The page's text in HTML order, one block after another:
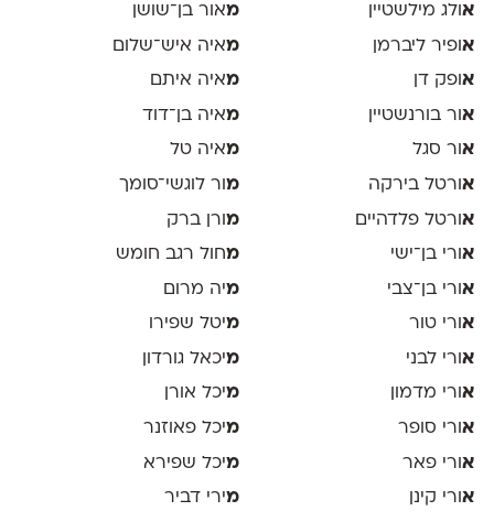
אולג מילשטיין
אופיר ליברמן
אופק דן
אור בורנשטיין
אור סגל
אורטל בירקה
אורטל פלדהיים
אורי בן־ישי
אורי בן־צבי
אורי טור
אורי לבני
אורי מדמון
אורי סופר
אורי פאר
אורי קינן
מאור בן־שושן
מאיה איש־שלום
מאיה איתם
מאיה בן־דוד
מאיה טל
מ ור לוגשי־סומך
מורן ברק
מחול רגב חומש
מיה מרום
מיטל שפירו
מיכאל גורדון
מיכל אורן
מיכל פאוזנר
מיכל שפירא
מירי דביר